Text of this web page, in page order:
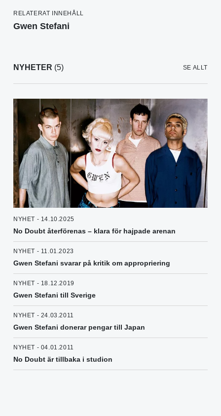
RELATERAT INNEHÅLL
Gwen Stefani
NYHETER (5) SE ALLT
NYHET - 14.10.2025
No Doubt återförenas – klara för hajpade arenan
NYHET - 11.01.2023
Gwen Stefani svarar på kritik om appropriering
NYHET - 18.12.2019
Gwen Stefani till Sverige
NYHET - 24.03.2011
Gwen Stefani donerar pengar till Japan
NYHET - 04.01.2011
No Doubt är tillbaka i studion